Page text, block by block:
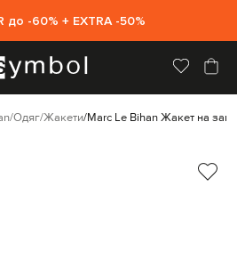
до -60% + EXTRA -50%
Одяг Жакети Marc Le Bihan Жакет на